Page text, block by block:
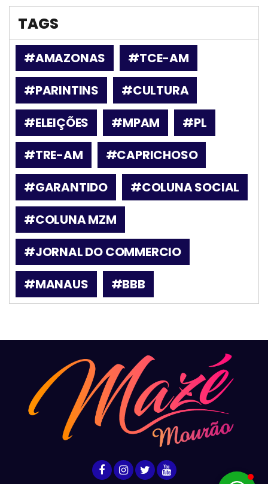
TAGS
#AMAZONAS
#TCE-AM
#PARINTINS
#CULTURA
#ELEIÇÕES
#MPAM
#PL
#TRE-AM
#CAPRICHOSO
#GARANTIDO
#COLUNA SOCIAL
#COLUNA MZM
#JORNAL DO COMMERCIO
#MANAUS
#BBB